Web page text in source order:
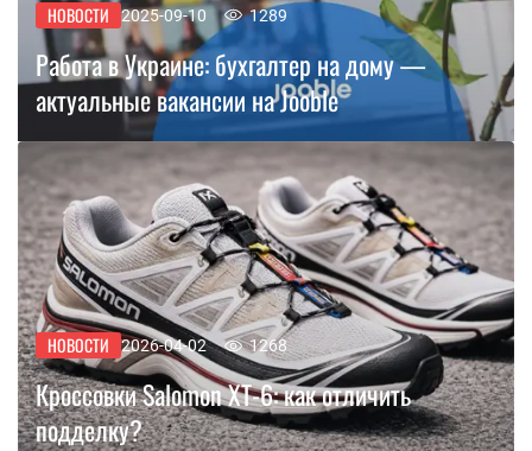
НОВОСТИ 2025-09-10 1289
Работа в Украине: бухгалтер на дому —
актуальные вакансии на Jooble
НОВОСТИ 2026-04-02 1268
Кроссовки Salomon XT-6: как отличить
подделку?